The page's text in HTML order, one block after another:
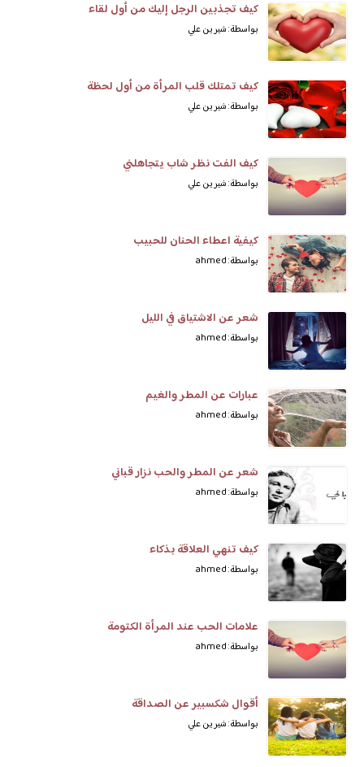
كيف تجذبين الرجل إليك من أول لقاء
بواسطة: شيرين علي
كيف تمتلك قلب المرأة من أول لحظة
بواسطة: شيرين علي
كيف الفت نظر شاب يتجاهلني
بواسطة: شيرين علي
كيفية اعطاء الحنان للحبيب
بواسطة: ahmed
شعر عن الاشتياق في الليل
بواسطة: ahmed
عبارات عن المطر والغيم
بواسطة: ahmed
شعر عن المطر والحب نزار قباني
بواسطة: ahmed
كيف تنهي العلاقة بذكاء
بواسطة: ahmed
علامات الحب عند المرأة الكتومة
بواسطة: ahmed
أقوال شكسبير عن الصداقة
بواسطة: شيرين علي